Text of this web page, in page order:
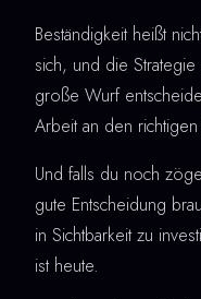
Beständigkeit heißt
sich, und die
große Wurf
Arbeit an den
Und falls du noch
gute Entscheidung
in Sichtbarkeit zu
ist heute.